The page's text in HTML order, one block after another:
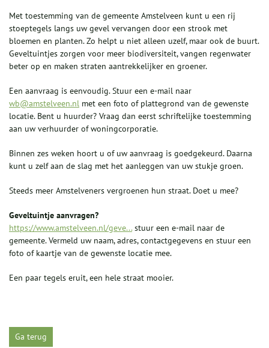
Met toestemming van de gemeente Amstelveen kunt u een rij
stoeptegels langs uw gevel vervangen door een strook met
bloemen en planten. Zo helpt u niet alleen uzelf, maar ook de buurt.
Geveltuintjes zorgen voor meer biodiversiteit, vangen regenwater
beter op en maken straten aantrekkelijker en groener.
Een aanvraag is eenvoudig. Stuur een e-mail naar
wb@amstelveen.nl met een foto of plattegrond van de gewenste
locatie. Bent u huurder? Vraag dan eerst schriftelijke toestemming
aan uw verhuurder of woningcorporatie.
Binnen zes weken hoort u of uw aanvraag is goedgekeurd. Daarna
kunt u zelf aan de slag met het aanleggen van uw stukje groen.
Steeds meer Amstelveners vergroenen hun straat. Doet u mee?
Geveltuintje aanvragen?
https://www.amstelveen.nl/geve...stuur een e-mail naar de
gemeente. Vermeld uw naam, adres, contactgegevens en stuur een
foto of kaartje van de gewenste locatie mee.
Een paar tegels eruit, een hele straat mooier.
Ga terug